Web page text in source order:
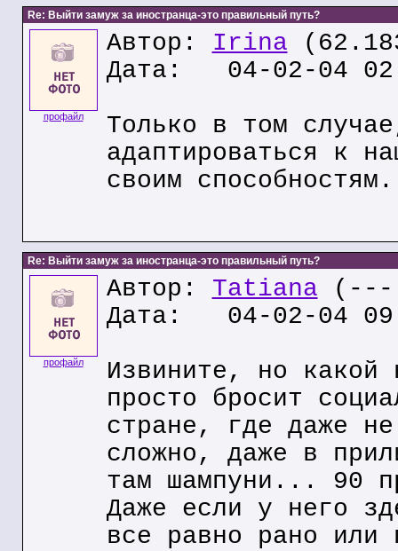
Re: Выйти замуж за иностранца-это правильный путь?
профайл
Автор: Irina
Дата: 04-02-04
Только в том
адаптироваться к
своим способностям.
Re: Выйти замуж за иностранца-это правильный путь?
профайл
Автор: Tatiana (---
Дата: 04-02-04
Извините, но какой
просто бросит
стране, где даже не
сложно, даже в
там шампуни... 90
Даже если у него
все равно рано или